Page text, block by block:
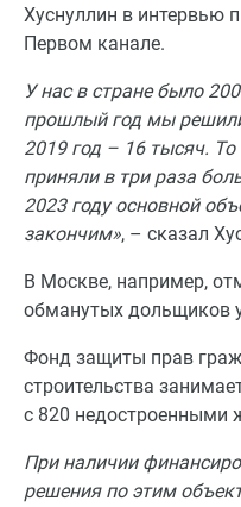
Хуснуллин в интервью
Первом канале.
У нас в стране было
прошлый год мы
2019 год – 16 тысяч.
приняли в три раза
2023 году основной
закончим», – сказал
В Москве, например,
обманутых дольщиков
Фонд защиты прав
строительства
с 820
При наличии
решения по этим